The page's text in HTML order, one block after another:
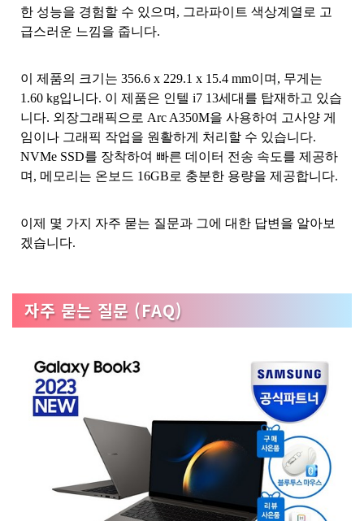
한 성능을 경험할 수 있으며, 그라파이트 색상계열로 고
급스러운 느낌을 줍니다.
이 제품의 크기는 356.6 x 229.1 x 15.4 mm이며, 무게는
1.60 kg입니다. 이 제품은 인텔 i7 13세대를 탑재하고 있습
니다. 외장그래픽으로 Arc A350M을 사용하여 고사양 게
임이나 그래픽 작업을 원활하게 처리할 수 있습니다.
NVMe SSD를 장착하여 빠른 데이터 전송 속도를 제공하
며, 메모리는 온보드 16GB로 충분한 용량을 제공합니다.
이제 몇 가지 자주 묻는 질문과 그에 대한 답변을 알아보
겠습니다.
자주 묻는 질문 (FAQ)